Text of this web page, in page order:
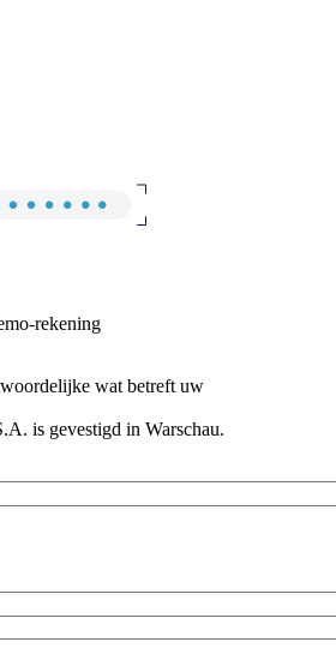
rekening
wat betreft uw
is gevestigd in Warschau.